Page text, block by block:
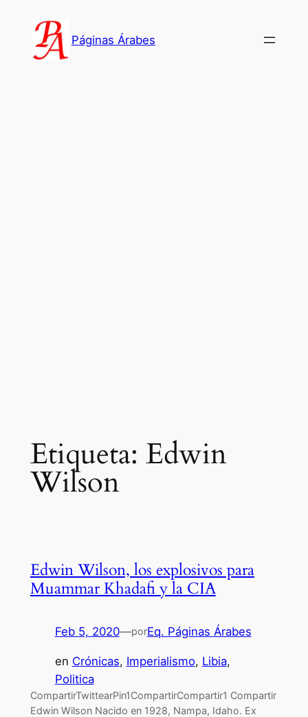
contenido
Páginas Árabes
Etiqueta: Edwin
Wilson
Edwin Wilson, los explosivos para
Muammar Khadafi y la CIA
Feb 5, 2020—porEq. Páginas Árabes
en Crónicas, Imperialismo, Libia
Politica
CompartirTwittearPin1CompartirCompartir1 Compartir
Edwin Wilson Nacido en 1928, Nampa, Idaho. Ex